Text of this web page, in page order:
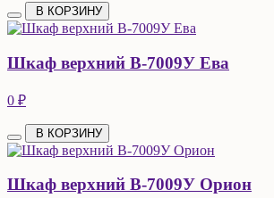
В КОРЗИНУ
Шкаф верхний В-7009У Ева
0 ₽
В КОРЗИНУ
Шкаф верхний В-7009У Орион